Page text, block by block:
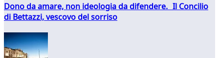
Dono da amare, non ideologia da difendere. Il Concilio
di Bettazzi, vescovo del sorriso